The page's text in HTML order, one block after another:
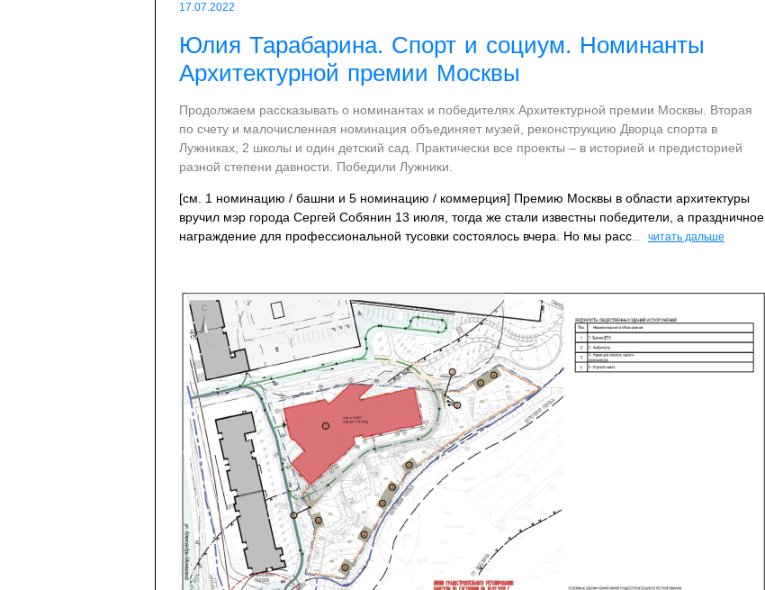
17.07.2022
Юлия Тарабарина. Спорт и социум. Номинанты
Архитектурной премии Москвы
Продолжаем рассказывать о номинантах и победителях Архитектурной премии Москвы. Вторая
по счету и малочисленная номинация объединяет музей, реконструкцию Дворца спорта в
Лужниках, 2 школы и один детский сад. Практически все проекты – в историей и предисторией
разной степени давности. Победили Лужники.
[см. 1 номинацию / башни и 5 номинацию / коммерция] Премию Москвы в области архитектуры
вручил мэр города Сергей Собянин 13 июля, тогда же стали известны победители, а праздничное
награждение для профессиональной тусовки состоялось вчера. Но мы расс... читать дальше